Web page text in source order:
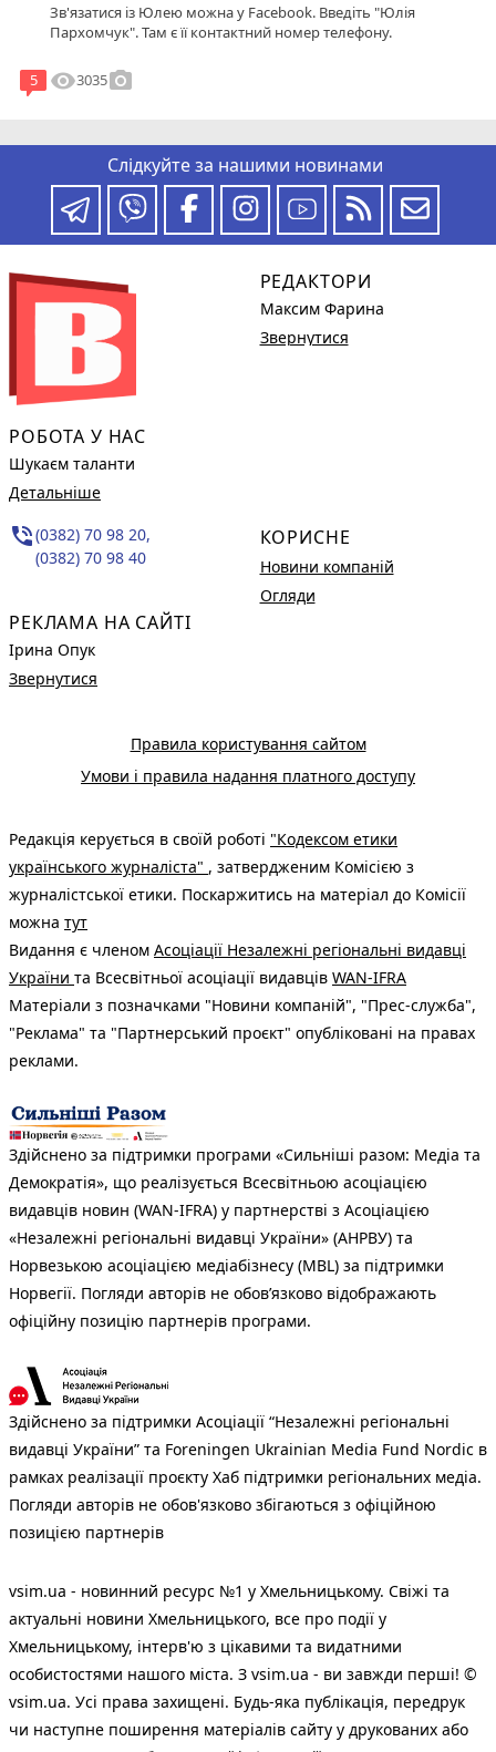
Зв'язатися із Юлею можна у Facebook. Введіть "Юлія
Пархомчук". Там є її контактний номер телефону.
5 visibility3035photo_camera
Слідкуйте за нашими новинами
РОБОТА У НАС
Шукаєм таланти
Детальніше
phone_in_talk(0382) 70 98 20,
(0382) 70 98 40
РЕКЛАМА НА САЙТІ
Ірина Опук
Звернутися
РЕДАКТОРИ
Максим Фарина
Звернутися
КОРИСНЕ
Новини компаній
Огляди
Правила користування сайтом
Умови і правила надання платного доступу
Редакція керується в своїй роботі "Кодексом етики
українського журналіста" , затвердженим Комісією з
журналістської етики. Поскаржитись на матеріал до Комісії
можна тут
Видання є членом Асоціації Незалежні регіональні видавці
України та Всесвітньої асоціації видавців WAN-IFRA
Матеріали з позначками "Новини компаній", "Прес-служба",
"Реклама" та "Партнерський проєкт" опубліковані на правах
реклами.
Здійснено за підтримки програми «Сильніші разом: Медіа та
Демократія», що реалізується Всесвітньою асоціацією
видавців новин (WAN-IFRA) у партнерстві з Асоціацією
«Незалежні регіональні видавці України» (АНРВУ) та
Норвезькою асоціацією медіабізнесу (MBL) за підтримки
Норвегії. Погляди авторів не обов’язково відображають
офіційну позицію партнерів програми.
Здійснено за підтримки Асоціації “Незалежні регіональні
видавці України” та Foreningen Ukrainian Media Fund Nordic в
рамках реалізації проєкту Хаб підтримки регіональних медіа.
Погляди авторів не обов'язково збігаються з офіційною
позицією партнерів
vsim.ua - новинний ресурс №1 у Хмельницькому. Свіжі та
актуальні новини Хмельницького, все про події у
Хмельницькому, інтерв'ю з цікавими та видатними
особистостями нашого міста. З vsim.ua - ви завжди перші! ©
vsim.ua. Усі права захищені. Будь-яка публiкацiя, передрук
чи наступне поширення матеріалів сайту у друкованих або